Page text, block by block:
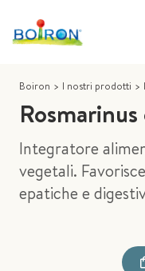
Boiron > I nostri prodotti >
Integratore
vegetali.
epatiche e